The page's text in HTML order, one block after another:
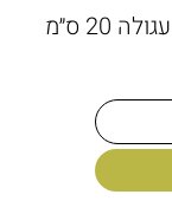
ידית משיכה לדלת כניסה מעוצבת עגולה 20 ס״מ